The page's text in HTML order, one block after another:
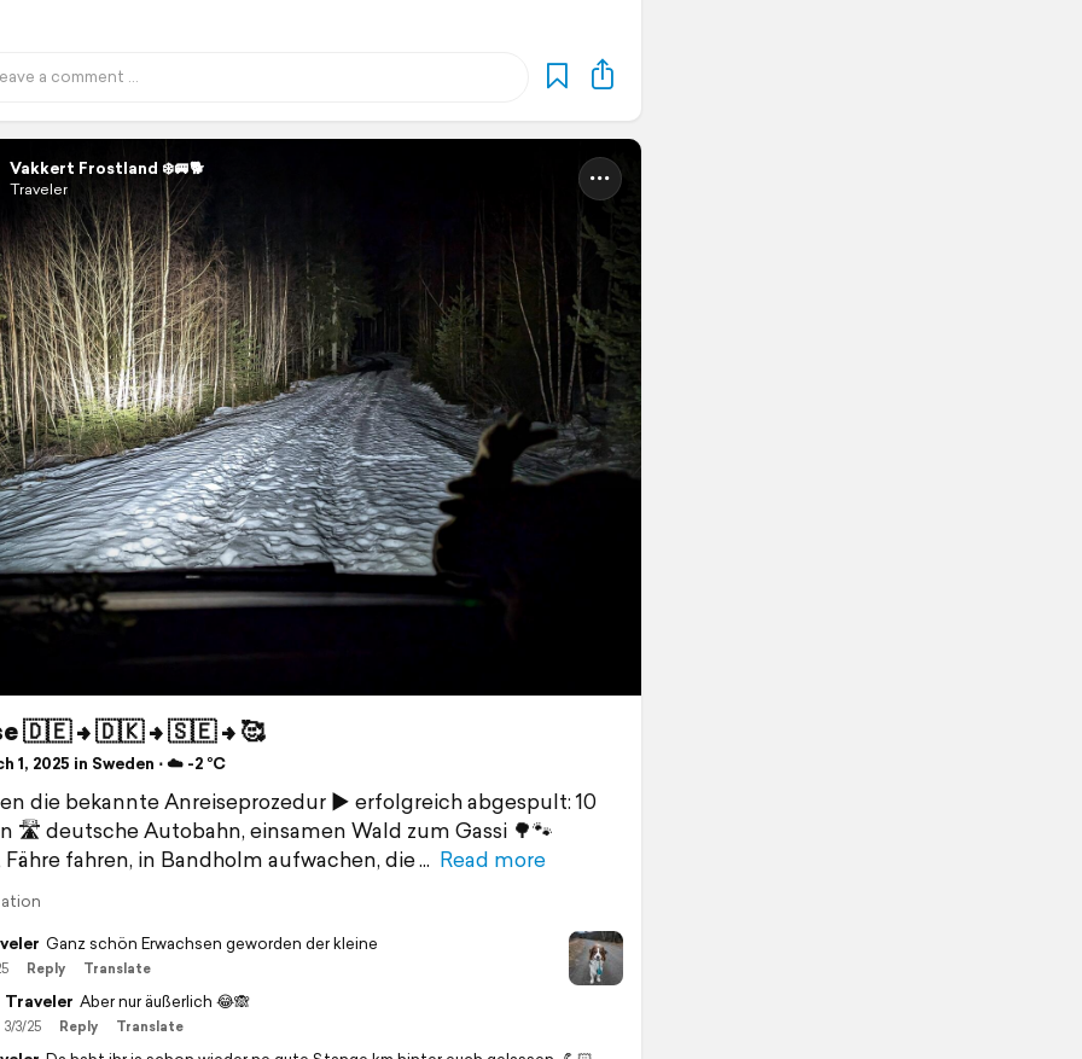
Vakkert Frostland ❄️🚐🐕
Traveler
🇩🇪 -> 🇩🇰 -> 🇸🇪 -> 🥰
1, 2025 in Sweden ⋅ ☁️ -2 °C
die bekannte Anreiseprozedur ▶️ erfolgreich abgespult: 10
🛣️ deutsche Autobahn, einsamen Wald zum Gassi 🌳🐾
fahren, in Bandholm aufwachen, die
Read more
Ganz schön Erwachsen geworden der kleine
Reply Translate
Traveler Aber nur äußerlich 😂🙈
3/3/25 Reply Translate